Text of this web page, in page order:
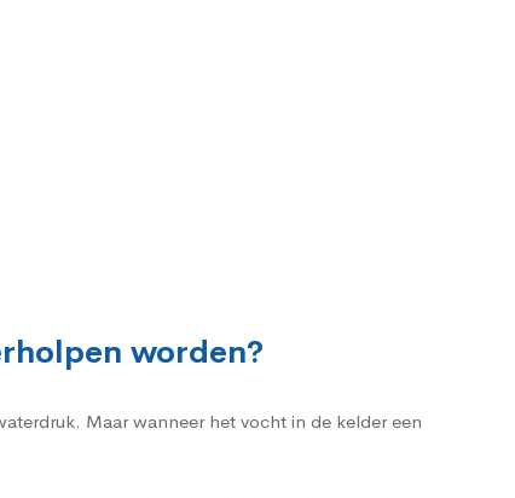
worden?
Maar wanneer het vocht in de kelder een